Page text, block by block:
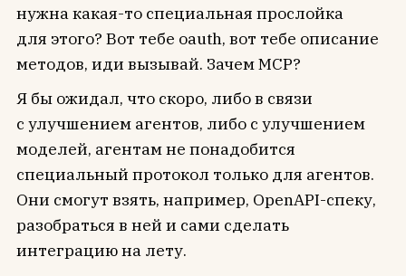
нужна какая-то специальная прослойка
для этого? Вот тебе oauth, вот тебе описание
методов, иди вызывай. Зачем MCP?
Я бы ожидал, что скоро, либо в связи
с улучшением агентов, либо с улучшением
моделей, агентам не понадобится
специальный протокол только для агентов.
Они смогут взять, например, OpenAPI-спеку,
разобраться в ней и сами сделать
интеграцию на лету.